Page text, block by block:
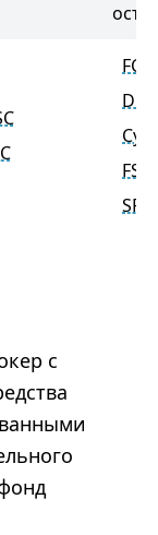
FCA
с